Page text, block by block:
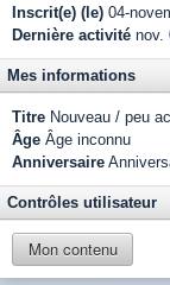
Inscrit(e) (le) 04-
Dernière activité nov.
Mes informations
Titre Nouveau / peu
Âge Âge inconnu
Anniversaire
Contrôles utilisateur
Mon contenu